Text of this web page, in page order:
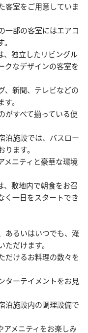
客室をご用意していま
一部の客室にはエアコ
、独立したリビングル
クなデザインの客室を
、新聞、テレビなどの
。
がすべて揃っている便
泊施設では、バスロー
ます。
メニティと豪華な環境
、敷地内で朝食をお召
く一日をスタートでき
あるいはいつでも、淹
だけます。
だけるお料理の数々を
ターテイメントをお見
泊施設内の調理設備で
アメニティをお楽しみ